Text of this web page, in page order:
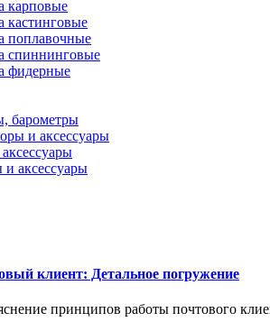
карповые
кастинговые
поплавочные
спиннинговые
фидерные
барометры
и аксессуары
аксессуары
клиент: Детальное погружение
принципов работы почтового